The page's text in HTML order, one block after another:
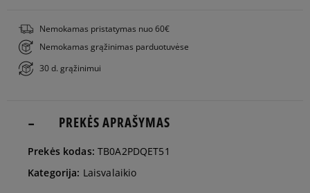
26,5 cm
Nemokamas pristatymas nuo 60€
Nemokamas grąžinimas parduotuvėse
30 d. grąžinimui
PREKĖS APRAŠYMAS
Prekės kodas: TB0A2PDQET51
Kategorija: Laisvalaikio